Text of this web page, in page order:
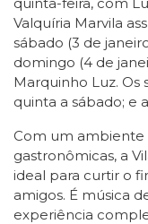
Valquíria Marvila
sábado (3 de
domingo (4 de
Marquinho Luz. Os
quinta a sábado; e
Com um ambiente
gastronômicas, a
ideal para curtir o
amigos. É música
experiência